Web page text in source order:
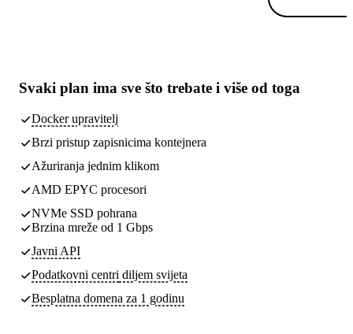
Svaki plan ima sve što trebate i više od toga
Docker upravitelj
Brzi pristup zapisnicima kontejnera
Ažuriranja jednim klikom
AMD EPYC procesori
NVMe SSD pohrana
Brzina mreže od 1 Gbps
Javni API
Podatkovni centri diljem svijeta
Besplatna domena za 1 godinu